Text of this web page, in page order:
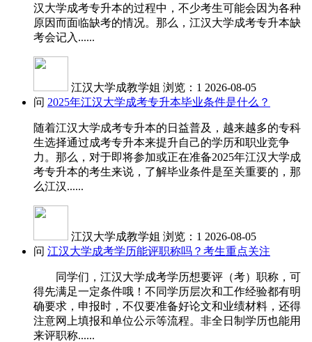
汉大学成考专升本的过程中，不少考生可能会因为各种
原因而面临缺考的情况。那么，江汉大学成考专升本缺
考会记入......
江汉大学成教学姐 浏览：1 2026-08-05
问 2025年江汉大学成考专升本毕业条件是什么？
随着江汉大学成考专升本的日益普及，越来越多的专科
生选择通过成考专升本来提升自己的学历和职业竞争
力。那么，对于即将参加或正在准备2025年江汉大学成
考专升本的考生来说，了解毕业条件是至关重要的，那
么江汉......
江汉大学成教学姐 浏览：1 2026-08-05
问 江汉大学成考学历能评职称吗？考生重点关注
同学们，江汉大学成考学历想要评（考）职称，可
得先满足一定条件哦！不同学历层次和工作经验都有明
确要求，申报时，不仅要准备好论文和业绩材料，还得
注意网上填报和单位公示等流程。非全日制学历也能用
来评职称......